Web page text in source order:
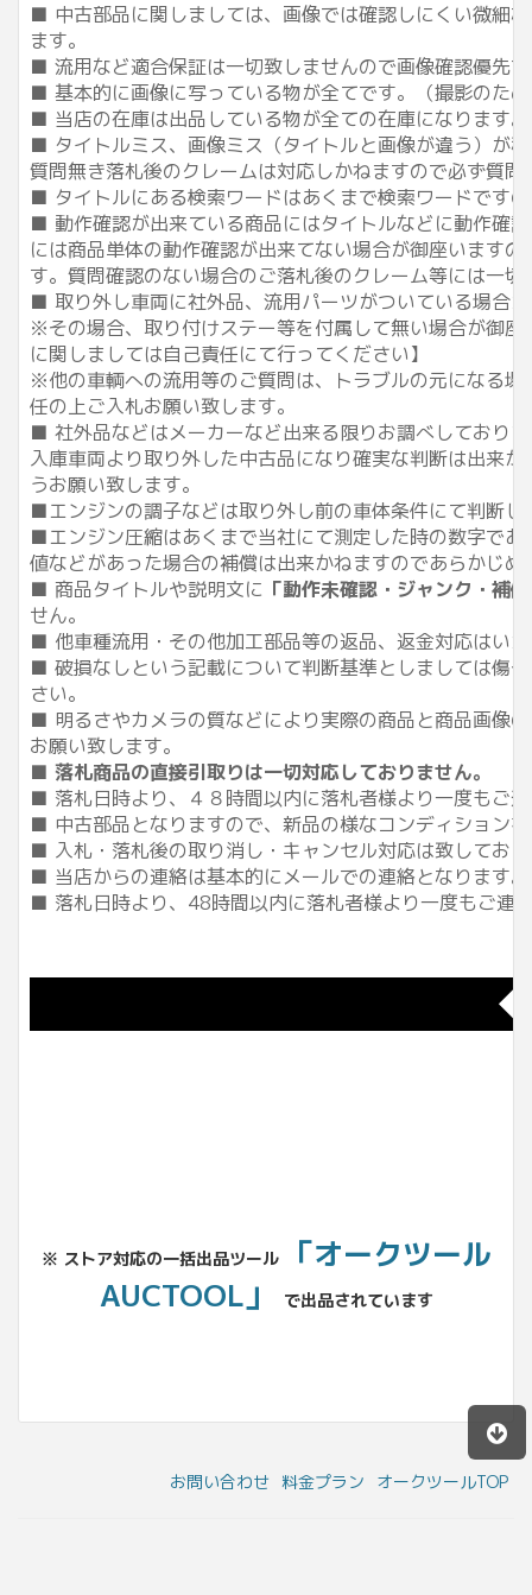
■ 中古部品に関しましては、画像では確認しにくい微細な
ます。
■ 流用など適合保証は一切致しませんので画像確認優先
■ 基本的に画像に写っている物が全てです。（撮影のた
■ 当店の在庫は出品している物が全ての在庫になります。
■ タイトルミス、画像ミス（タイトルと画像が違う）が
質問無き落札後のクレームは対応しかねますので必ず質
■ タイトルにある検索ワードはあくまで検索ワードです
■ 動作確認が出来ている商品にはタイトルなどに動作確
には商品単体の動作確認が出来てない場合が御座います
す。質問確認のない場合のご落札後のクレーム等には一
■ 取り外し車両に社外品、流用パーツがついている場合
※その場合、取り付けステー等を付属して無い場合が御
に関しましては自己責任にて行ってください】
※他の車輌への流用等のご質問は、トラブルの元になる
任の上ご入札お願い致します。
■ 社外品などはメーカーなど出来る限りお調べしており
入庫車両より取り外した中古品になり確実な判断は出来
うお願い致します。
■エンジンの調子などは取り外し前の車体条件にて判断
■エンジン圧縮はあくまで当社にて測定した時の数字で
値などがあった場合の補償は出来かねますのであらかじめ
■ 商品タイトルや説明文に 「動作未確認・ジャンク・
せん。
■ 他車種流用・その他加工部品等の返品、返金対応はい
■ 破損なしという記載について判断基準としましては傷
さい。
■ 明るさやカメラの質などにより実際の商品と商品画像
お願い致します。
■ 落札商品の直接引取りは一切対応しておりません。
■ 落札日時より、４８時間以内に落札者様より一度もご
■ 中古部品となりますので、新品の様なコンディション
■ 入札・落札後の取り消し・キャンセル対応は致してお
■ 当店からの連絡は基本的にメールでの連絡となります
■ 落札日時より、48時間以内に落札者様より一度もご連
※ ストア対応の一括出品ツール
「オークツール
AUCTOOL」
で出品されています
お問い合わせ 料金プラン オークツールTOP